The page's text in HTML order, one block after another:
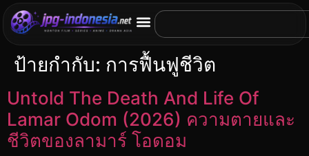
ป้ายกำกับ: การฟื้นฟูชีวิต
Untold The Death And Life Of
Lamar Odom (2026) ความตายและ
ชีวิตของลามาร์ โอดอม